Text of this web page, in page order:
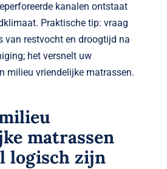
kanalen ontstaat
Praktische tip: vraag
van restvocht en droogtijd na
het versnelt uw
milieu vriendelijke matrassen.
matrassen
logisch zijn